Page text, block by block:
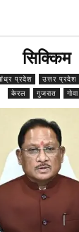
सिक्किम
प्रदेश उत्तर प्रदेश
केरल
गुजरात गोवा